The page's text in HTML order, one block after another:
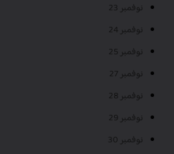
نوفمبر 23
نوفمبر 24
نوفمبر 25
نوفمبر 27
نوفمبر 28
نوفمبر 29
نوفمبر 30